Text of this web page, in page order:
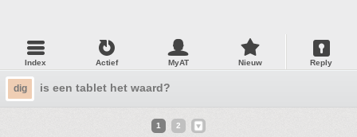
Index Actief MyAT Nieuw Reply
dig is een tablet het waard?
1 2